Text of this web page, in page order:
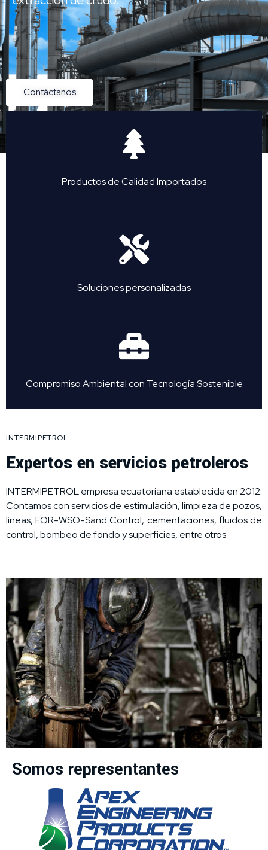
Contáctanos
Productos de Calidad Importados
Soluciones personalizadas
Compromiso Ambiental con Tecnología Sostenible
INTERMIPETROL
Expertos en servicios petroleros
INTERMIPETROL empresa ecuatoriana establecida en 2012.
Contamos con servicios de estimulación, limpieza de pozos,
líneas, EOR-WSO-Sand Control, cementaciones, fluidos de
control, bombeo de fondo y superficies, entre otros.
Somos representantes